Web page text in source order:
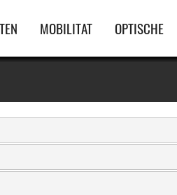
MOBILITAT OPTISCHE